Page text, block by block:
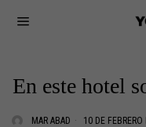
En este hotel
MAR ABAD 10 DE